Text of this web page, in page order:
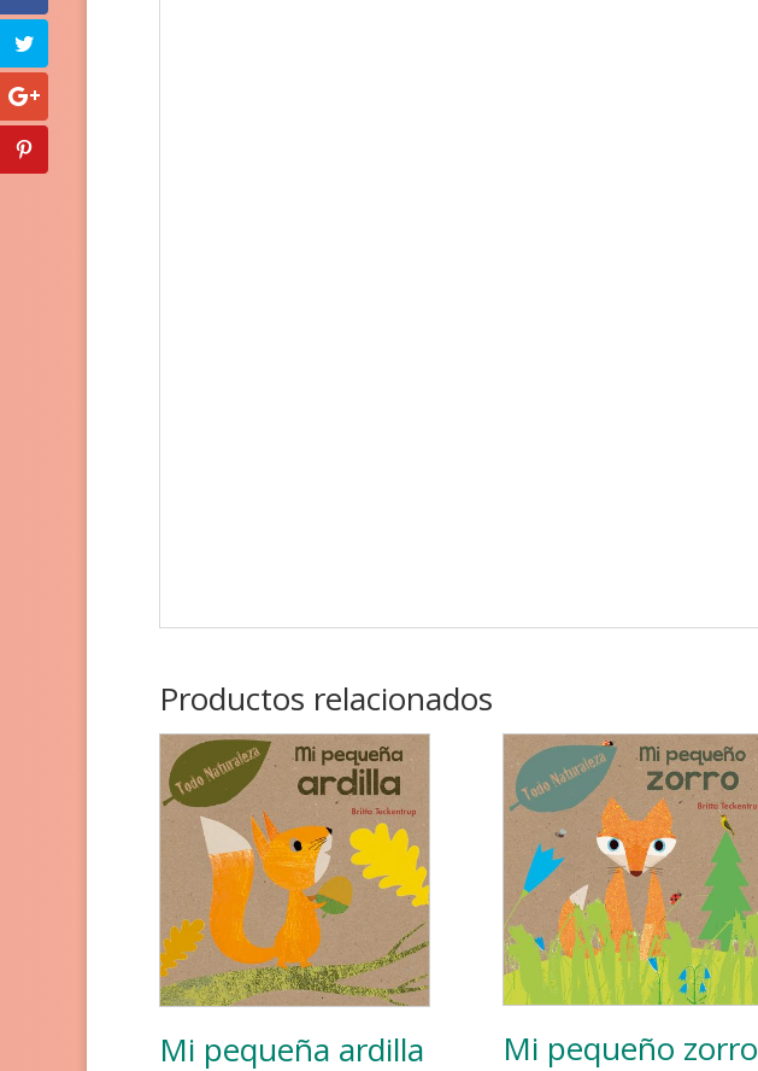
Productos relacionados
Mi pequeña ardilla Mi pequeño zorro